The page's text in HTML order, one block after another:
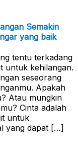
Semakin
yang baik
tentu terkadang
untuk kehilangan.
seseorang
Apakah
Atau mungkin
Cinta adalah
untuk
yang dapat […]